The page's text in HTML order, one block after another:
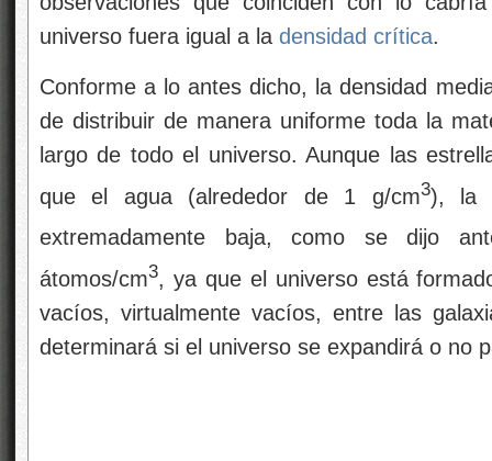
universo fuera igual a la densidad crítica.
Conforme a lo antes dicho, la densidad
de distribuir de manera uniforme toda la
largo de todo el universo. Aunque las
que el agua (alrededor de 1 g/cm3), la
extremadamente baja, como se dijo
átomos/cm3, ya que el universo está
vacíos, virtualmente vacíos, entre las
determinará si el universo se expandirá o no